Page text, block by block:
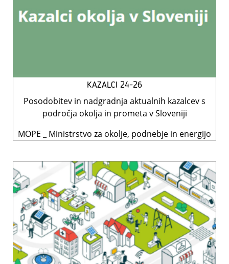
KAZALCI 24-26
Posodobitev in nadgradnja aktualnih kazalcev s
področja okolja in prometa v Sloveniji
MOPE _ Ministrstvo za okolje, podnebje in energijo